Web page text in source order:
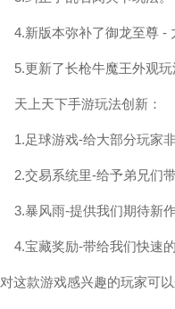
4.新版本弥补了御龙至尊 -
5.更新了长枪牛魔王外观玩
天上天下手游玩法创新：
1.足球游戏-给大部分玩家非
2.交易系统里-给予弟兄们带
3.暴风雨-提供我们期待新作
4.宝藏奖励-带给我们快速的
对这款游戏感兴趣的玩家可